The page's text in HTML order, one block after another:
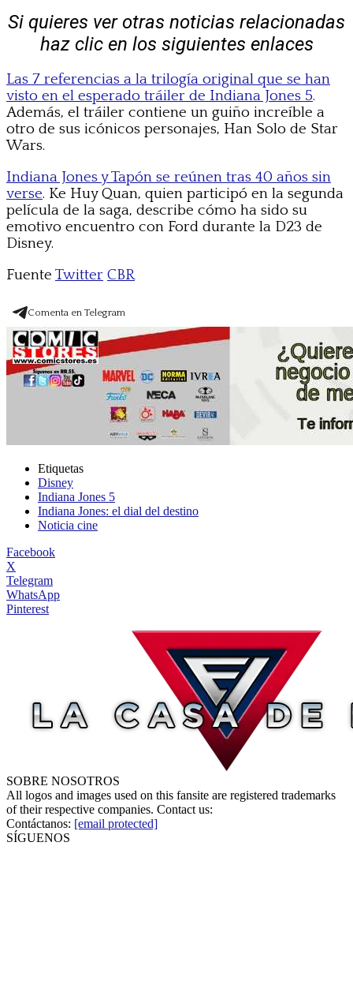
Si quieres ver otras noticias relacionadas
haz clic en los siguientes enlaces
Las 7 referencias a la trilogía original que se han
visto en el esperado tráiler de Indiana Jones 5.
Además, el tráiler contiene un guiño increíble a
otro de sus icónicos personajes, Han Solo de Star
Wars.
Indiana Jones y Tapón se reúnen tras 40 años sin
verse. Ke Huy Quan, quien participó en la segunda
película de la saga, describe cómo ha sido su
emotivo encuentro con Ford durante la D23 de
Disney.
Fuente Twitter CBR
Comenta en Telegram
Etiquetas
Disney
Indiana Jones 5
Indiana Jones: el dial del destino
Noticia cine
Facebook
X
Telegram
WhatsApp
Pinterest
SOBRE NOSOTROS
All logos and images used on this fansite are registered trademarks
of their respective companies. Contact us:
Contáctanos: [email protected]
SÍGUENOS